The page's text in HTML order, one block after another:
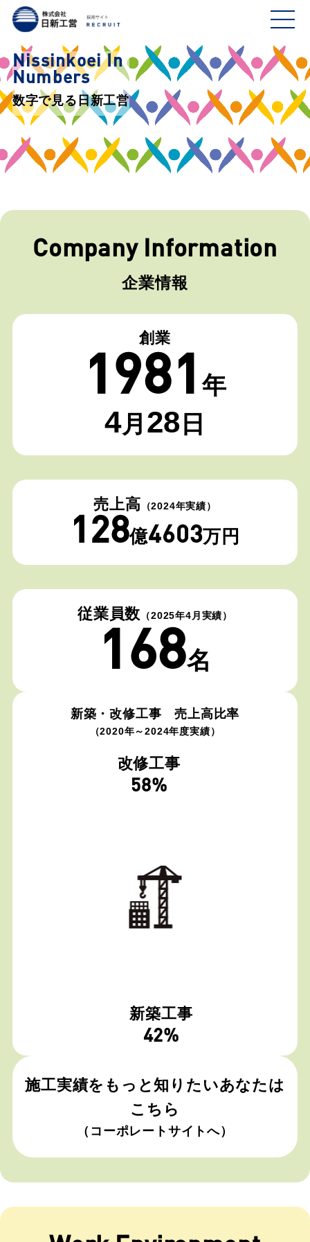
Nissinkoei In
Numbers
数字で見る日新工営
Company Information
企業情報
創業
1981年
4月 28 日
売上高 （2024年実績）
128億4603万円
従業員数 （2025年4月実績）
168名
新築・改修工事 売上高比率
（2020年～2024年度実績）
改修工事
58%
新築工事
42%
施工実績をもっと知りたいあなたは
こちら
（コーポレートサイトへ）